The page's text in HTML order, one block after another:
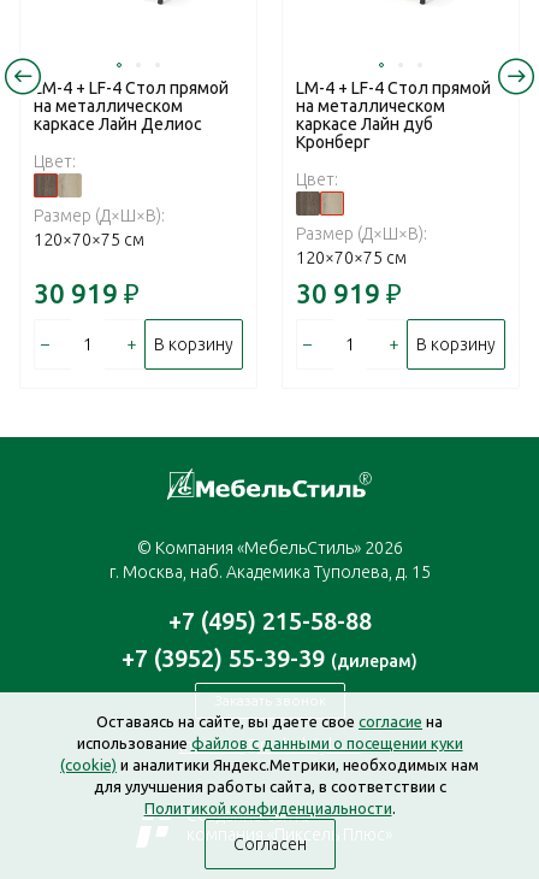
LM-4 + LF-4 Стол прямой
на металлическом
каркасе Лайн Делиос
Цвет:
Размер (Д×Ш×В):
120×70×75 см
30 919 ₽
– + В корзину
LM-4 + LF-4 Стол прямой
на металлическом
каркасе Лайн дуб
Кронберг
Цвет:
Размер (Д×Ш×В):
120×70×75 см
30 919 ₽
– + В корзину
© Компания «МебельСтиль» 2026
г. Москва, наб. Академика Туполева, д. 15
+7 (495) 215-58-88
+7 (3952) 55-39-39 (дилерам)
Заказать звонок
moscow@mebelstyle.ru
Создание сайта —
компания «Пиксель Плюс»
Оставаясь на сайте, вы даете свое согласие на
использованиефайлов с данными о посещении куки
(cookie) и аналитики Яндекс.Метрики, необходимых нам
для улучшения работы сайта, в соответствии с
Политикой конфиденциальности.
Согласен